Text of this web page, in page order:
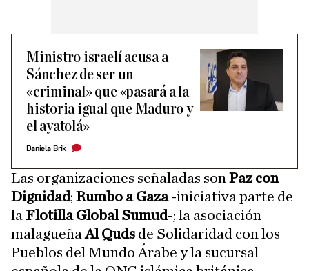
Ministro israelí acusa a
Sánchez de ser un
«criminal» que «pasará a la
historia igual que Maduro y
el ayatolá»
Daniela Brik
Las organizaciones señaladas son Paz con
Dignidad; Rumbo a Gaza-iniciativa parte de
la Flotilla Global Sumud-; la asociación
malagueñaAl Quds de Solidaridad con los
Pueblos del Mundo Árabe y la sucursal